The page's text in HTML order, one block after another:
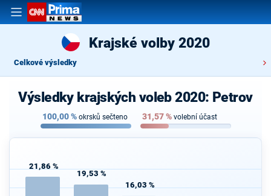
Krajské volby 2020
Celkové výsledky
Výsledky krajských voleb 2020: Petrov
100,00% okrsků sečteno 31,57% volební účast
21,86 %
19,53 %
16,03 %